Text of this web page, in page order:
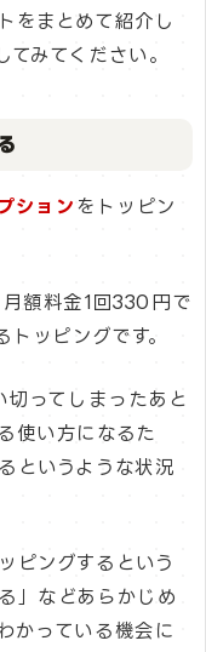
をまとめて紹介し
みてください。
ション をトッピン
額料金1回330円で
ッピングです。
ってしまったあと
使い方になるた
というような状況
ピングするという
」などあらかじめ
かっている機会に